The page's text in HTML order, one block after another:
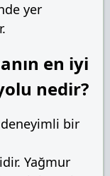
yer
en iyi
nedir?
deneyimli bir
Yağmur